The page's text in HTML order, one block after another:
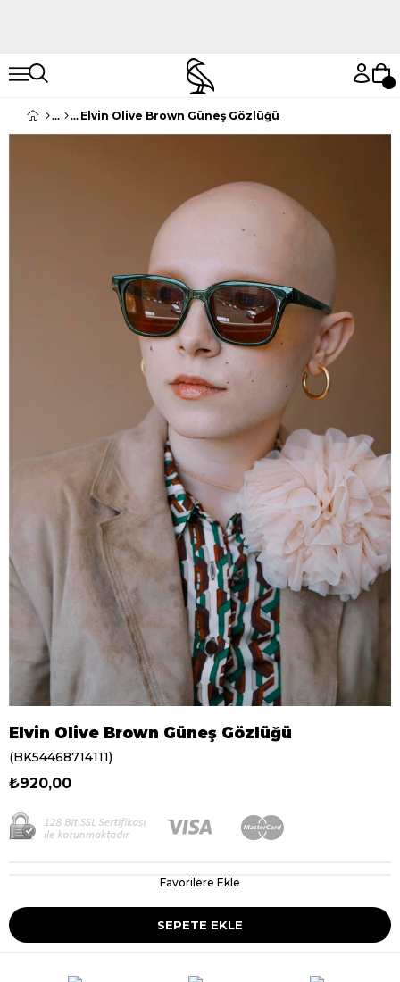
Elvin Olive Brown Güneş Gözlüğü
Elvin Olive Brown Güneş Gözlüğü
(BK54468714111)
₺920,00
Favorilere Ekle